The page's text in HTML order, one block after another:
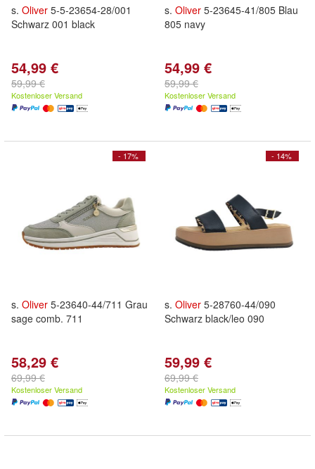
s. Oliver 5-5-23654-28/001
Schwarz 001 black
54,99 €
59,99 €
Kostenloser Versand
s. Oliver 5-23645-41/805 Blau
805 navy
54,99 €
59,99 €
Kostenloser Versand
- 17%
s. Oliver 5-23640-44/711 Grau
sage comb. 711
58,29 €
69,99 €
Kostenloser Versand
- 14%
s. Oliver 5-28760-44/090
Schwarz black/leo 090
59,99 €
69,99 €
Kostenloser Versand